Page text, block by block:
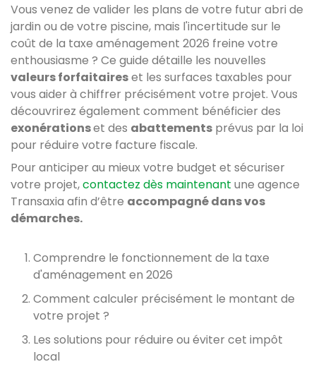
Vous venez de valider les plans de votre futur abri de
jardin ou de votre piscine, mais l'incertitude sur le
coût de la taxe aménagement 2026 freine votre
enthousiasme ? Ce guide détaille les nouvelles
valeurs forfaitaireset les surfaces taxables pour
vous aider à chiffrer précisément votre projet. Vous
découvrirez également comment bénéficier des
exonérationset des abattements prévus par la loi
pour réduire votre facture fiscale.
Pour anticiper au mieux votre budget et sécuriser
votre projet,contactez dès maintenant une agence
Transaxia afin d’être accompagné dans vos
démarches.
Comprendre le fonctionnement de la taxe
d'aménagement en 2026
Comment calculer précisément le montant de
votre projet ?
Les solutions pour réduire ou éviter cet impôt
local